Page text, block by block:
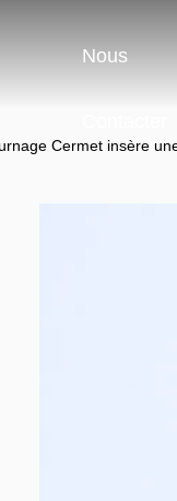
Nous
Cermet insère